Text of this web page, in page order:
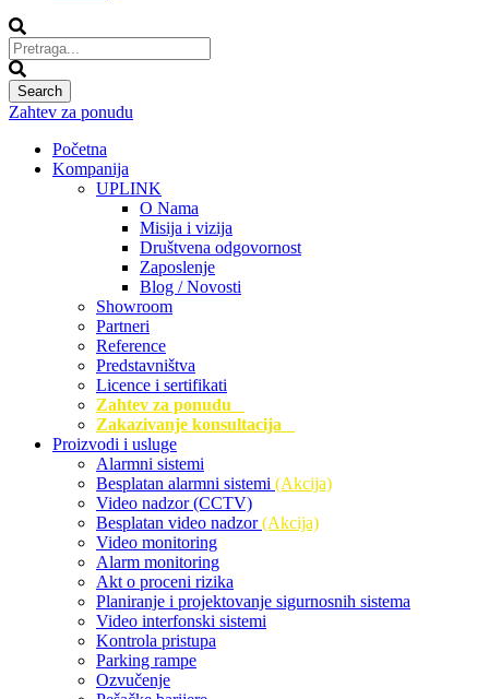
Zahtev za ponudu
Početna
Kompanija
UPLINK
O Nama
Misija i vizija
Društvena odgovornost
Zaposlenje
Blog / Novosti
Showroom
Partneri
Reference
Predstavništva
Licence i sertifikati
Zahtev za ponudu
Zakazivanje konsultacija
Proizvodi i usluge
Alarmni sistemi
Besplatan alarmni sistemi (Akcija)
Video nadzor (CCTV)
Besplatan video nadzor(Akcija)
Video monitoring
Alarm monitoring
Akt o proceni rizika
Planiranje i projektovanje sigurnosnih sistema
Video interfonski sistemi
Kontrola pristupa
Parking rampe
Ozvučenje